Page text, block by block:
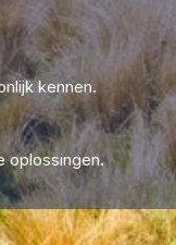
kennen.
oplossingen.